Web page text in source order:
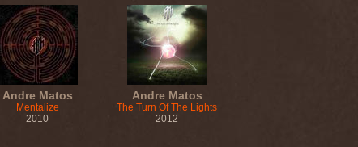
Andre Matos
Mentalize
2010
Andre Matos
The Turn Of The Lights
2012